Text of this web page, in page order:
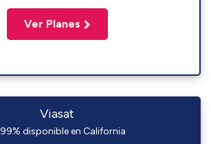
Ver Planes
Viasat
99% disponible en California